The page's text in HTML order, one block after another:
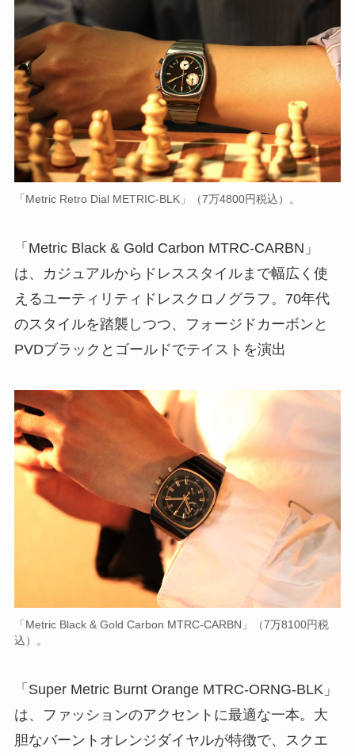
「Metric Retro Dial METRIC-BLK」（7万4800円税込）。
「Metric Black & Gold Carbon MTRC-CARBN」
は、カジュアルからドレススタイルまで幅広く使
えるユーティリティドレスクロノグラフ。70年代
のスタイルを踏襲しつつ、フォージドカーボンと
PVDブラックとゴールドでテイストを演出
「Metric Black & Gold Carbon MTRC-CARBN」（7万8100円税
込）。
「Super Metric Burnt Orange MTRC-ORNG-BLK」
は、ファッションのアクセントに最適な一本。大
胆なバーントオレンジダイヤルが特徴で、スクエ